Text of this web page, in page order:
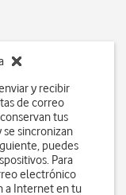
y recibir
de correo
tus
sincronizan
puedes
Para
electrónico
a Internet en tu